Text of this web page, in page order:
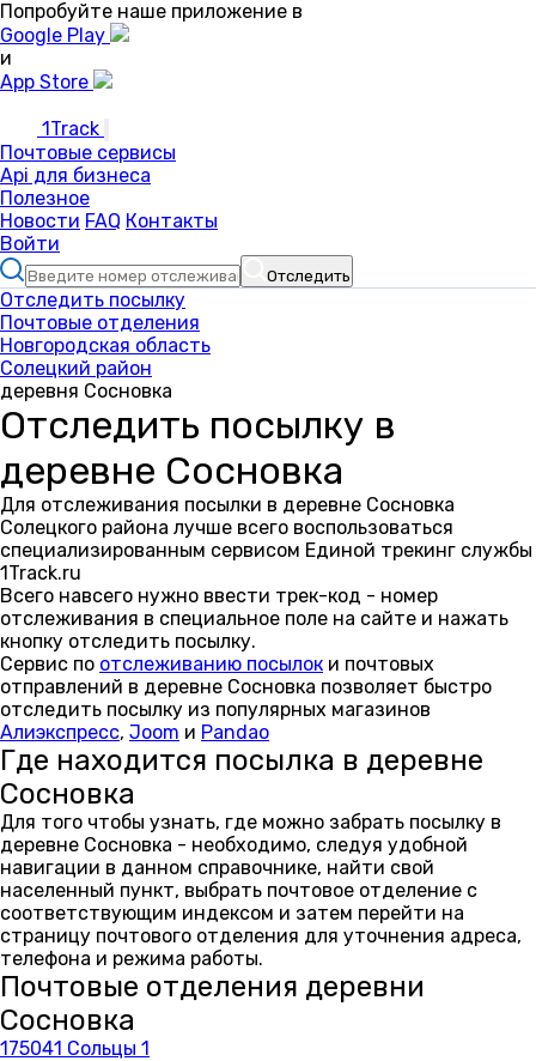
Попробуйте наше приложение в
Google Play
и
App Store
1Track
Почтовые сервисы
Api для бизнеса
Полезное
Новости FAQ Контакты
Войти
Отследить
Отследить посылку
Почтовые отделения
Новгородская область
Солецкий район
деревня Сосновка
Отследить посылку в
деревне Сосновка
Для отслеживания посылки в деревне Сосновка
Солецкого района лучше всего воспользоваться
специализированным сервисом Единой трекинг службы
1Track.ru
Всего навсего нужно ввести трек-код - номер
отслеживания в специальное поле на сайте и нажать
кнопку отследить посылку.
Сервис по отслеживанию посылок и почтовых
отправлений в деревне Сосновка позволяет быстро
отследить посылку из популярных магазинов
Алиэкспресс, Joom и Pandao
Где находится посылка в деревне
Сосновка
Для того чтобы узнать, где можно забрать посылку в
деревне Сосновка - необходимо, следуя удобной
навигации в данном справочнике, найти свой
населенный пункт, выбрать почтовое отделение с
соответствующим индексом и затем перейти на
страницу почтового отделения для уточнения адреса,
телефона и режима работы.
Почтовые отделения деревни
Сосновка
175041 Сольцы 1